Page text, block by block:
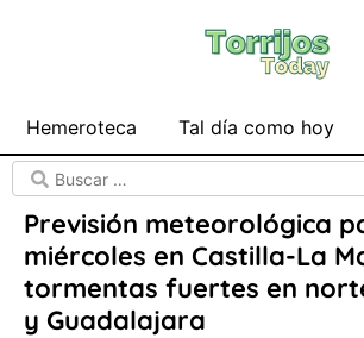
Hemeroteca Tal día como hoy
Previsión meteorológica
miércoles en Castilla-La
tormentas fuertes en
y Guadalajara